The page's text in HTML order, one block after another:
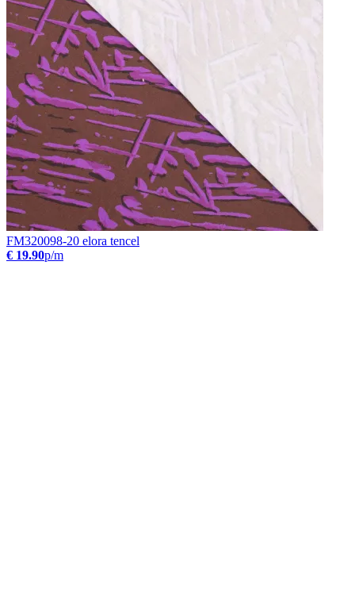
FM320098-20 elora tencel
€ 19.90p/m